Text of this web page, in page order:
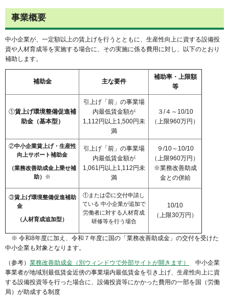
事業概要
中小企業が、一定額以上の賃上げを行うとともに、生産性向上に資する設備投
資や人材育成等を実施する場合に、その実施に係る費用に対し、以下のとおり
補助します。
補助金 主な要件
補助率・上限額
等
①賃上げ環境整備促進補
助金（基本型）
引上げ「前」の事業場
内最低賃金額が
1,112円以上1,500円未
満
３/４～10/10
（上限960万円）
②中小企業賃上げ・生産性
向上サポート補助金
（業務改善助成金上乗せ補
助） ※
引上げ「前」の事業場
内最低賃金額が
1,061円以上1,112円未
満
９/10～10/10
（上限960万円）
※業務改善助成
金との併給
③賃上げ環境整備促進補助
金
（人材育成追加型）
①または②に交付申請し
ている 中小企業が追加で
労働者に対する人材育成
研修等を行う場合
10/10
（上限30万円）
※ 令和8年度に加え、令和７年度に国の「業務改善助成金」の交付を受けた
中小企業も対象となります。
（参考） 業務改善助成金（別ウィンドウで外部サイトが開きます）
中小企業
事業者が地域別最低賃金近傍の事業場内最低賃金を引き上げ、生産性向上に資
する設備投資等を行った場合に、設備投資等にかかった費用の一部を国（労働
局）が助成する制度